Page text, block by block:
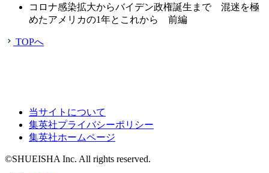
コロナ感染拡大からバイデン政権誕生まで 混迷を極
めたアメリカの1年とこれから 前編
TOPへ
当サイトについて
集英社プライバシーポリシー
集英社ホームページ
©SHUEISHA Inc. All rights reserved.